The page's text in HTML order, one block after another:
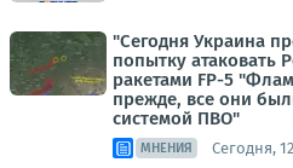
"Сегодня Украина
попытку атаковать
ракетами FP-5
прежде, все они
системой ПВО"
МНЕНИЯ Сегодня,